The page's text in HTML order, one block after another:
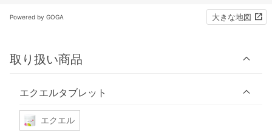
Powered by GOGA 大きな地図
取り扱い商品
エクエルタブレット
エクエル